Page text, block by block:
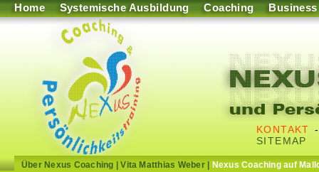
Home Systemische Ausbildung Coaching Business
KONTAKT
SITEMAP
Über Nexus Coaching |Vita Matthias Weber| Nexus Coaching auf